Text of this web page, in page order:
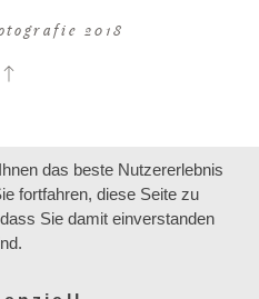
2018
das beste Nutzererlebnis
fortfahren, diese Seite zu
Sie damit einverstanden